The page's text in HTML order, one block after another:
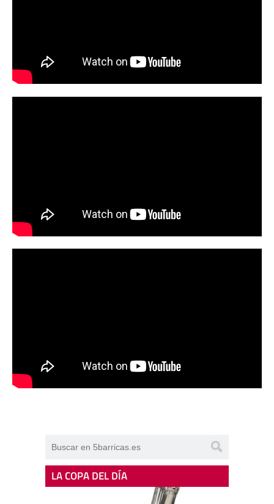
LA COPA DEL DÍA